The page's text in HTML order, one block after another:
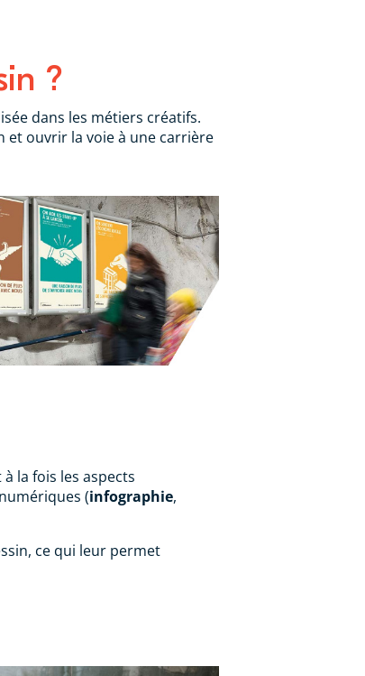
?
dans les métiers créatifs.
et ouvrir la voie à une carrière
la fois les aspects
(infographie,
ce qui leur permet